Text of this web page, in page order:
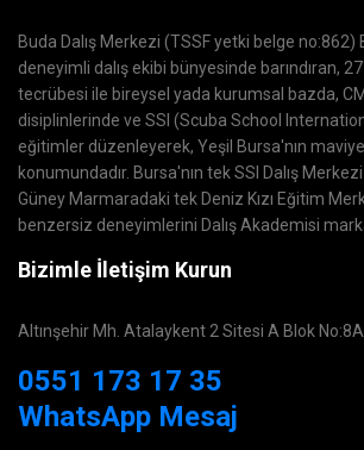
Buda Dalış Merkezi (TSSF yetki belge no:862)
deneyimli dalış ekibi bünyesinde barındıran, 27
tecrübesi ile bireysel yada kurumsal bazda,
disiplinlerinde ve SSI (Scuba School
eğitimler düzenleyerek, Yeşil Bursa'nın maviye
konumundadır. Bursa'nın tek SSI Dalış Merkezi
Güney Marmaradaki tek Deniz Kızı Eğitim
benzersiz deneyimlerini Dalış Akademisi
Bizimle İletişim Kurun
Altınşehir Mh. Atalaykent 2 Sitesi A Blok
0551 173 17 35
WhatsApp Mesaj